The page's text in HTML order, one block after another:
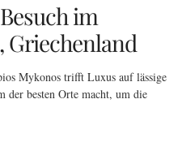
im
Griechenland
Mykonos trifft Luxus auf lässige
der besten Orte macht, um die